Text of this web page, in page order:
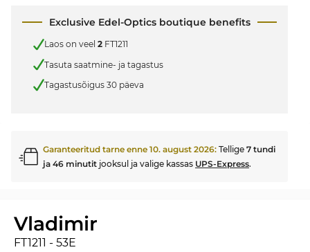
Exclusive Edel-Optics boutique benefits
Laos on veel 2 FT1211
Tasuta saatmine- ja tagastus
Tagastusõigus 30 päeva
Garanteeritud tarne enne 10. august 2026: Tellige 7 tundi
ja 46 minutit jooksul ja valige kassas UPS-Express.
Vladimir
FT1211 - 53E